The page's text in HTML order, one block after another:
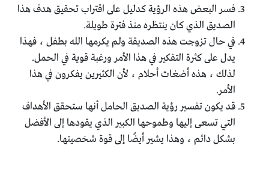
فسر البعض هذه الرؤية كدليل على اقتراب تحقيق هدف هذا
الصديق الذي كان ينتظره منذ فترة طويلة.
في حال تزوجت هذه الصديقة ولم يكرمها الله بطفل ، فهذا
يدل على كثرة التفكير في هذا الأمر ورغبة قوية في الحمل.
لذلك ، هذه أضغاث أحلام ، لأن الكثيرين يفكرون في هذا
الأمر.
قد يكون تفسير رؤية الصديق الحامل أنها ستحقق الأهداف
التي تسعى إليها وطموحها الكبير الذي يقودها إلى الأفضل
بشكل دائم ، وهذا يشير أيضًا إلى قوة شخصيتها.